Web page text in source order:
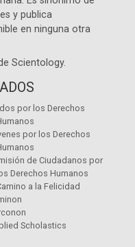
y publica
en ninguna otra
Scientology.
por los Derechos
por los Derechos
de Ciudadanos por
Derechos Humanos
a la Felicidad
Scholastics